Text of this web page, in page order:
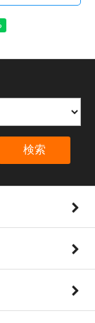
検索